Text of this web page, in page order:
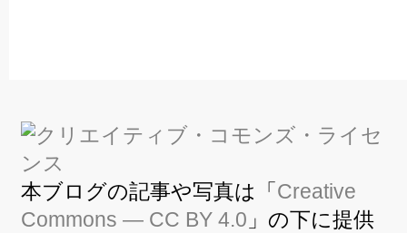
本ブログの記事や写真は「 Creative
Commons — CC BY 4.0 」の下に提供